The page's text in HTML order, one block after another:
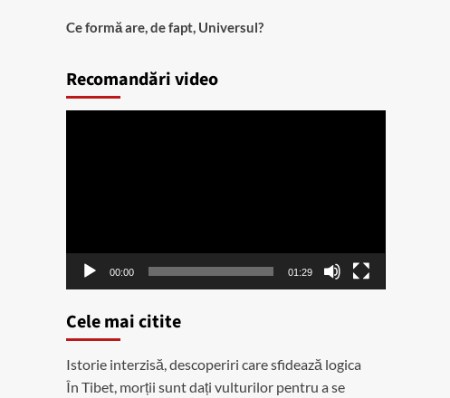
Ce formă are, de fapt, Universul?
Recomandări video
00:00 01:29
Cele mai citite
Istorie interzisă, descoperiri care sfidează logica
În Tibet, morții sunt dați vulturilor pentru a se